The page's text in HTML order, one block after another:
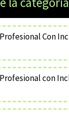
Con
con